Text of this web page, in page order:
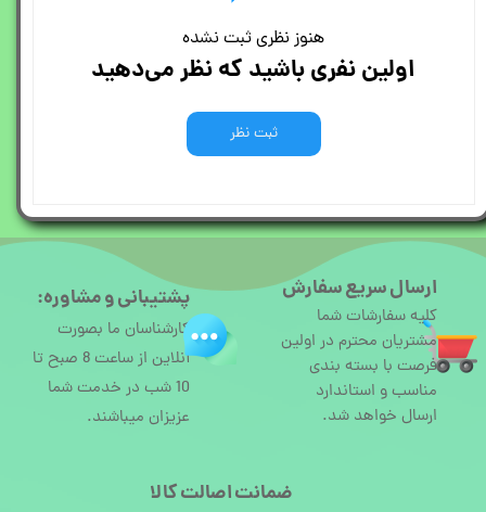
هنوز نظری ثبت نشده
اولین نفری باشید که نظر می‌دهید
ثبت نظر
ارسال سریع سفارش
کلیه سفارشات شما
مشتریان محترم در اولین
فرصت با بسته بندی
مناسب و استاندارد
ارسال خواهد شد.
پشتیبانی و مشاوره:
کارشناسان ما بصورت
آنلاین از ساعت 8 صبح تا
10 شب در خدمت شما
عزیزان میباشند.
ضمانت اصالت کالا